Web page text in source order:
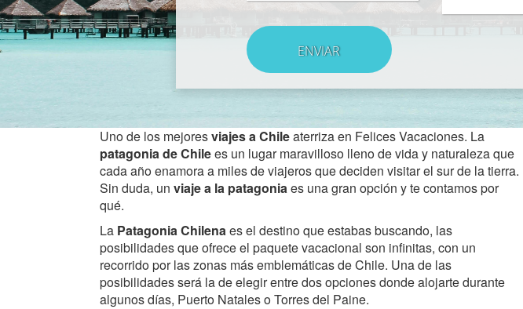
Uno de los mejoresviajes a Chileaterriza en Felices Vacaciones. La
patagonia de Chilees un lugar maravilloso lleno de vida y naturaleza que
cada año enamora a miles de viajeros que deciden visitar el sur de la tierra.
Sin duda, un viaje a la patagoniaes una gran opción y te contamos por
qué.
La Patagonia Chilenaes el destino que estabas buscando, las
posibilidades que ofrece el paquete vacacional son infinitas, con un
recorrido por las zonas más emblemáticas de Chile. Una de las
posibilidades será la de elegir entre dos opciones donde alojarte durante
algunos días, Puerto Natales o Torres del Paine.